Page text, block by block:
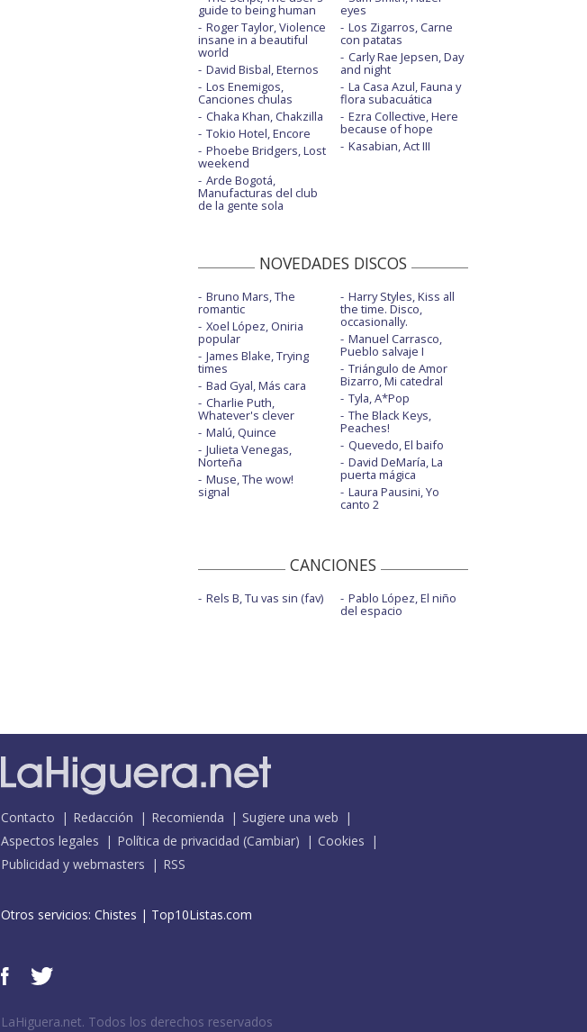
guide to being human
Roger Taylor, Violence
insane in a beautiful
world
David Bisbal, Eternos
Los Enemigos,
Canciones chulas
Chaka Khan, Chakzilla
Tokio Hotel, Encore
Phoebe Bridgers, Lost
weekend
Arde Bogotá,
Manufacturas del club
de la gente sola
eyes
Los Zigarros, Carne
con patatas
Carly Rae Jepsen, Day
and night
La Casa Azul, Fauna y
flora subacuática
Ezra Collective, Here
because of hope
Kasabian, Act III
NOVEDADES DISCOS
Bruno Mars, The
romantic
Xoel López, Oniria
popular
James Blake, Trying
times
Bad Gyal, Más cara
Charlie Puth,
Whatever's clever
Malú, Quince
Julieta Venegas,
Norteña
Muse, The wow!
signal
Harry Styles, Kiss all
the time. Disco,
occasionally.
Manuel Carrasco,
Pueblo salvaje I
Triángulo de Amor
Bizarro, Mi catedral
Tyla, A*Pop
The Black Keys,
Peaches!
Quevedo, El baifo
David DeMaría, La
puerta mágica
Laura Pausini, Yo
canto 2
CANCIONES
Rels B, Tu vas sin (fav) Pablo López, El niño
del espacio
Contacto Redacción Recomienda
Sugiere una web
Aspectos legales
Política de privacidad (Cambiar)
Cookies
Publicidad y webmasters
RSS
Otros servicios: Chistes | Top10Listas.com
LaHiguera.net. Todos los derechos reservados